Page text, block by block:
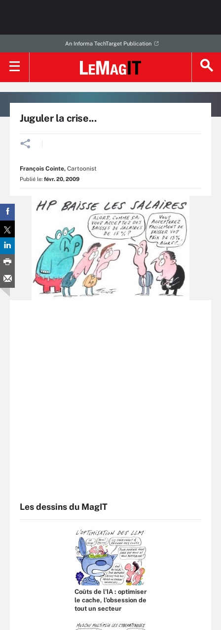
An Informa TechTarget Publication
Juguler la crise...
François Cointe, Cartoonist
Publié le: févr. 20, 2009
Les dessins du MagIT
Coûts de l'IA : optimiser
le cache, l’obsession de
tout un secteur